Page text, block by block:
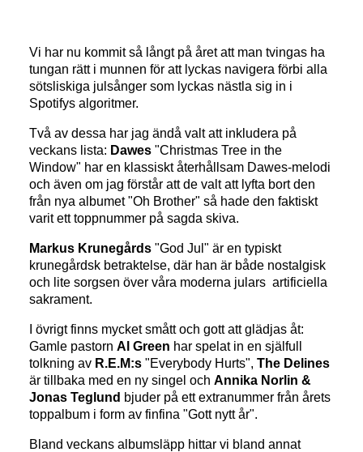
Vi har nu kommit så långt på året att man tvingas ha
tungan rätt i munnen för att lyckas navigera förbi alla
sötsliskiga julsånger som lyckas nästla sig in i
Spotifys algoritmer.
Två av dessa har jag ändå valt att inkludera på
veckans lista: Dawes "Christmas Tree in the
Window" har en klassiskt återhållsam Dawes-melodi
och även om jag förstår att de valt att lyfta bort den
från nya albumet "Oh Brother" så hade den faktiskt
varit ett toppnummer på sagda skiva.
Markus Krunegårds "God Jul" är en typiskt
krunegårdsk betraktelse, där han är både nostalgisk
och lite sorgsen över våra moderna julars artificiella
sakrament.
I övrigt finns mycket smått och gott att glädjas åt:
Gamle pastornAl Green har spelat in en själfull
tolkning av R.E.M:s "Everybody Hurts",The Delines
är tillbaka med en ny singel ochAnnika Norlin &
Jonas Teglund bjuder på ett extranummer från årets
toppalbum i form av finfina "Gott nytt år".
Bland veckans albumsläpp hittar vi bland annat